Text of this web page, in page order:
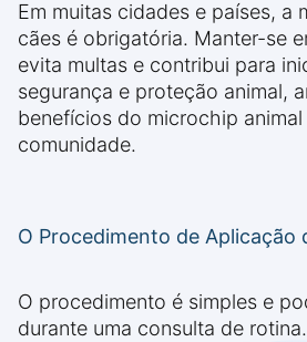
Em muitas cidades e países, a
cães é obrigatória. Manter-se
evita multas e contribui para
segurança e proteção animal,
benefícios do microchip
comunidade.
O Procedimento de Aplicação
O procedimento é simples e
durante uma consulta de